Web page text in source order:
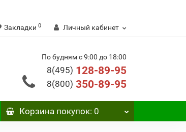
Закладки 0 Личный кабинет
По будням с 9:00 до 18:00
8(495) 128-89-95
8(800) 350-89-95
Корзинапокупок: 0